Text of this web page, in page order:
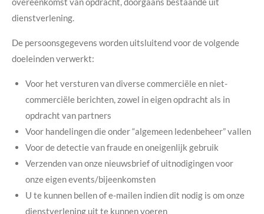
dienstverlening.
De persoonsgegevens worden uitsluitend voor de volgende
doeleinden verwerkt:
Voor het versturen van diverse commerciële en niet-
commerciële berichten, zowel in eigen opdracht als in
opdracht van partners
Voor handelingen die onder “algemeen ledenbeheer” vallen
Voor de detectie van fraude en oneigenlijk gebruik
Verzenden van onze nieuwsbrief of uitnodigingen voor
onze eigen events/bijeenkomsten
U te kunnen bellen of e-mailen indien dit nodig is om onze
dienstverlening uit te kunnen voeren